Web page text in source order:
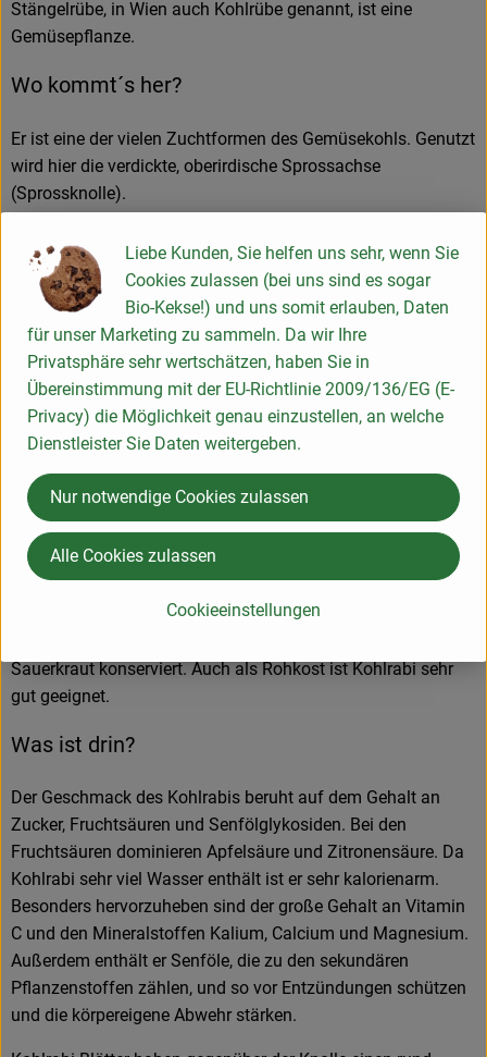
Stängelrübe, in Wien auch Kohlrübe genannt, ist eine
Gemüsepflanze.
Wo kommt´s her?
Er ist eine der vielen Zuchtformen des Gemüsekohls. Genutzt
wird hier die verdickte, oberirdische Sprossachse
(Sprossknolle).
Wie sieht´s aus?
Man unterscheidet zwei Arten: Winter- und Sommerkohlrabi.
Winterkohlrabi ist größer und lagerfähig. Geschmacklich
sind die beiden sich sehr ähnlich. Außerdem gibt es Sorten
mit weißer und blauer Schale. Egal welche Farbe die Schale
aufweist, das Fleisch des Kohlrabis ist immer weiß.
Wie verwende ich´s?
Das zarte Gemüse lässt sich schnell zubereiten. Die jungen
Knollen werden geschält und in Scheiben oder Stücke
geschnitten gekocht oder geschmort als Gemüse serviert
und roh geraspelt oder in Streifen geschnitten für Salate
verwendet. Die zarten, jungen Blätter bereitet man wie Spinat
Sauerkraut konserviert. Auch als Rohkost ist Kohlrabi sehr
gut geeignet.
Was ist drin?
Der Geschmack des Kohlrabis beruht auf dem Gehalt an
Zucker, Fruchtsäuren und Senfölglykosiden. Bei den
Fruchtsäuren dominieren Apfelsäure und Zitronensäure. Da
Kohlrabi sehr viel Wasser enthält ist er sehr kalorienarm.
Besonders hervorzuheben sind der große Gehalt an Vitamin
C und den Mineralstoffen Kalium, Calcium und Magnesium.
Außerdem enthält er Senföle, die zu den sekundären
Pflanzenstoffen zählen, und so vor Entzündungen schützen
und die körpereigene Abwehr stärken.
Liebe Kunden, Sie helfen uns sehr, wenn Sie
Cookies zulassen (bei uns sind es sogar
Bio-Kekse!) und uns somit erlauben, Daten
für unser Marketing zu sammeln. Da wir Ihre
Privatsphäre sehr wertschätzen, haben Sie in
Übereinstimmung mit der EU-Richtlinie 2009/136/EG (E-
Privacy) die Möglichkeit genau einzustellen, an welche
Dienstleister Sie Daten weitergeben.
Cookieeinstellungen
Nur notwendige Cookies zulassen
Alle Cookies zulassen